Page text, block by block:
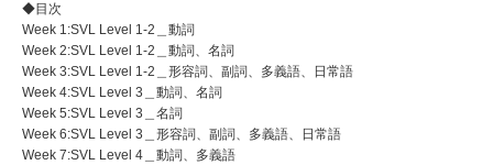
◆目次
Week 1:SVL Level 1-2＿動詞
Week 2:SVL Level 1-2＿動詞、名詞
Week 3:SVL Level 1-2＿形容詞、副詞、多義語、日常語
Week 4:SVL Level 3＿動詞、名詞
Week 5:SVL Level 3＿名詞
Week 6:SVL Level 3＿形容詞、副詞、多義語、日常語
Week 7:SVL Level 4＿動詞、多義語